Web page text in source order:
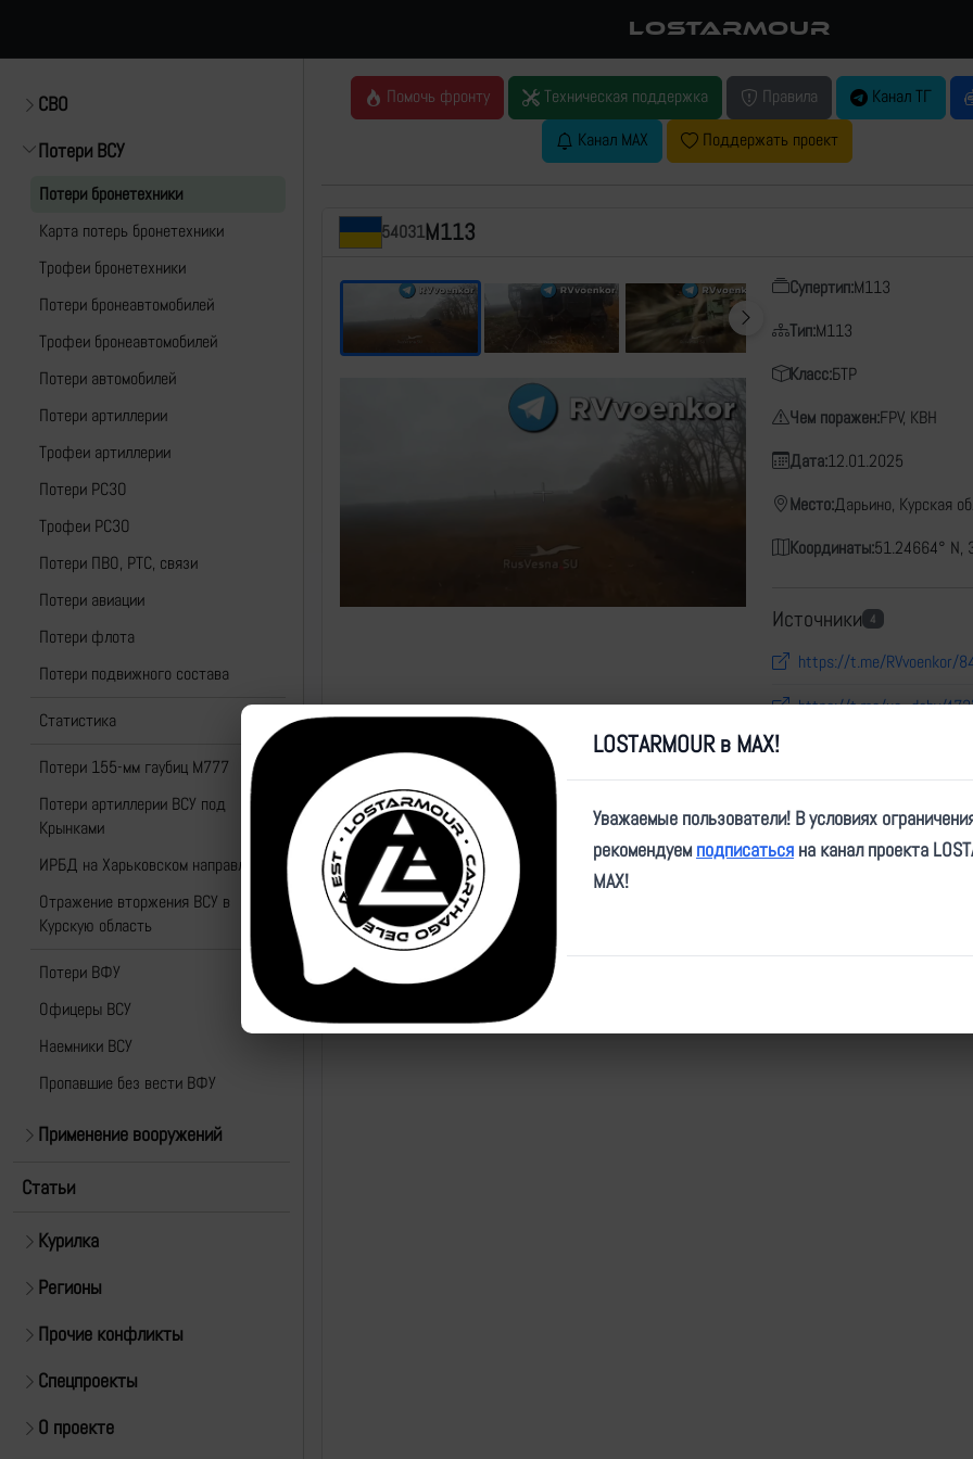
LOSTARMOUR
СВО
Потери ВСУ
Потери бронетехники
Карта потерь бронетехники
Трофеи бронетехники
Потери бронеавтомобилей
Трофеи бронеавтомобилей
Потери автомобилей
Потери артиллерии
Трофеи артиллерии
Потери РСЗО
Трофеи РСЗО
Потери ПВО, РТС, связи
Потери авиации
Потери флота
Потери подвижного состава
Статистика
Потери 155-мм гаубиц M777
Потери артиллерии ВСУ под
Крынками
ИРБД на Харьковском направлении
Отражение вторжения ВСУ в
Курскую область
Потери ВФУ
Офицеры ВСУ
Наемники ВСУ
Пропавшие без вести ВФУ
Применение вооружений
Статьи
Курилка
Регионы
Прочие конфликты
Спецпроекты
О проекте
Помочь фронту Техническая поддержка Правила Канал ТГ
Канал MAX
Поддержать проект
54031M113
Супертип:M113
Тип:M113
Класс:БТР
Чем поражен:FPV, КВН
Дата:12.01.2025
Место:Дарьино, Курская
Координаты:51.24664° N,
Источники 4
https://t.me/RVvoenkor/
https://t.me/ua_dshv/
LOSTARMOUR в MAX!
Уважаемые пользователи! В условиях
рекомендуем подписаться на канал проекта
MAX!